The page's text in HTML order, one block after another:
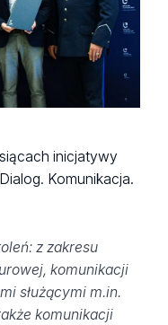
inicjatywy
Komunikacja.
z zakresu
komunikacji
służącymi m.in.
komunikacji